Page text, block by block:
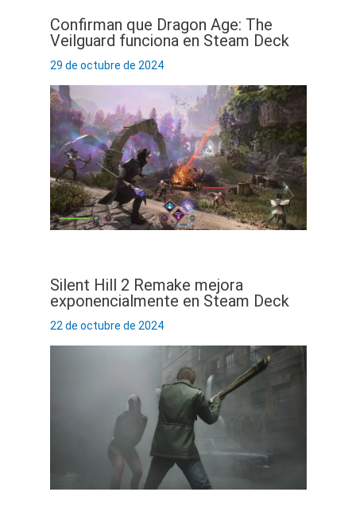
Confirman que Dragon Age: The
Veilguard funciona en Steam Deck
29 de octubre de 2024
Silent Hill 2 Remake mejora
exponencialmente en Steam Deck
22 de octubre de 2024